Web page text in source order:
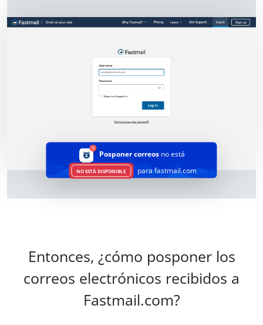
Posponer correos no está
NO ESTÁ DISPONIBLE para fastmail.com
Entonces, ¿cómo posponer los
correos electrónicos recibidos a
Fastmail.com?